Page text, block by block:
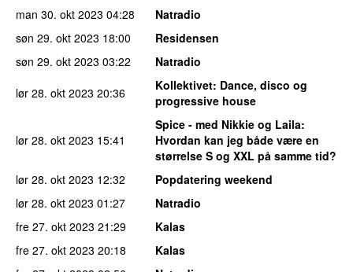
man 30. okt 2023 04:28
Natradio
søn 29. okt 2023 18:00
Residensen
søn 29. okt 2023 03:22
Natradio
lør 28. okt 2023 20:36 Kollektivet: Dance, disco og
progressive house
lør 28. okt 2023 15:41
Spice - med Nikkie og Laila:
Hvordan kan jeg både være en
størrelse S og XXL på samme tid?
lør 28. okt 2023 12:32
Popdatering weekend
lør 28. okt 2023 01:27
Natradio
fre 27. okt 2023 21:29
Kalas
fre 27. okt 2023 20:18
Kalas